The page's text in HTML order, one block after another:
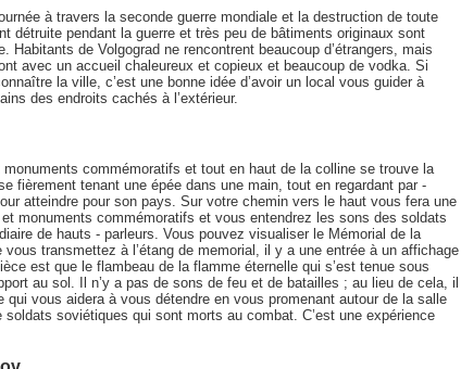
à travers la seconde guerre mondiale et la destruction de toute
détruite pendant la guerre et très peu de bâtiments originaux sont
Habitants de Volgograd ne rencontrent beaucoup d’étrangers, mais
avec un accueil chaleureux et copieux et beaucoup de vodka. Si
la ville, c’est une bonne idée d’avoir un local vous guider à
des endroits cachés à l’extérieur.
commémoratifs et tout en haut de la colline se trouve la
fièrement tenant une épée dans une main, tout en regardant par -
atteindre pour son pays. Sur votre chemin vers le haut vous fera une
monuments commémoratifs et vous entendrez les sons des soldats
de hauts - parleurs. Vous pouvez visualiser le Mémorial de la
transmettez à l’étang de memorial, il y a une entrée à un affichage
est que le flambeau de la flamme éternelle qui s’est tenue sous
au sol. Il n’y a pas de sons de feu et de batailles ; au lieu de cela, il
qui vous aidera à vous détendre en vous promenant autour de la salle
soviétiques qui sont morts au combat. C’est une expérience